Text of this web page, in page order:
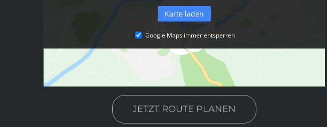
Karte laden
Google Maps immer entsperren
JETZT ROUTE PLANEN